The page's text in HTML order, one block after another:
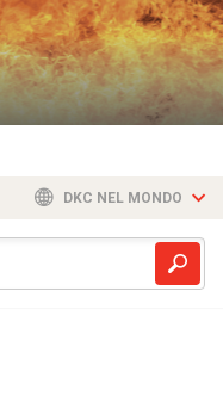
DKC NEL MONDO